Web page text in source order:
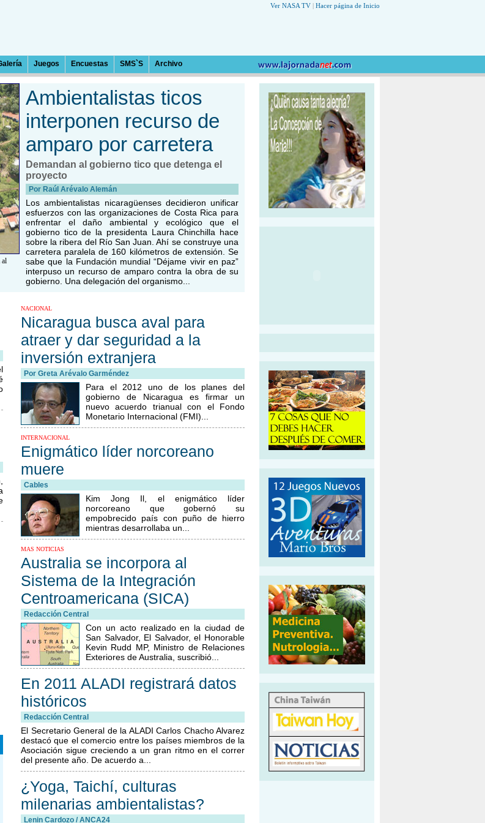
Ver NASA TV | Hacer página de Inicio
Juegos Encuestas SMS`S Archivo
al
Ambientalistas ticos
interponen recurso de
amparo por carretera
Demandan al gobierno tico que detenga el
proyecto
Por Raúl Arévalo Alemán
Los ambientalistas nicaragüenses decidieron unificar
esfuerzos con las organizaciones de Costa Rica para
enfrentar el daño ambiental y ecológico que el
gobierno tico de la presidenta Laura Chinchilla hace
sobre la ribera del Río San Juan. Ahí se construye una
carretera paralela de 160 kilómetros de extensión. Se
sabe que la Fundación mundial “Déjame vivir en paz”
interpuso un recurso de amparo contra la obra de su
gobierno. Una delegación del organismo...
NACIONAL
Nicaragua busca aval para
atraer y dar seguridad a la
inversión extranjera
Por Greta Arévalo Garméndez
Para el 2012 uno de los planes del
gobierno de Nicaragua es firmar un
nuevo acuerdo trianual con el Fondo
Monetario Internacional (FMI)...
INTERNACIONAL
Enigmático líder norcoreano
muere
Cables
Kim Jong Il, el enigmático líder
norcoreano que gobernó su
empobrecido país con puño de hierro
mientras desarrollaba un...
MAS NOTICIAS
Australia se incorpora al
Sistema de la Integración
Centroamericana (SICA)
Redacción Central
Con un acto realizado en la ciudad de
San Salvador, El Salvador, el Honorable
Kevin Rudd MP, Ministro de Relaciones
Exteriores de Australia, suscribió...
En 2011 ALADI registrará datos
históricos
Redacción Central
El Secretario General de la ALADI Carlos Chacho Alvarez
destacó que el comercio entre los países miembros de la
Asociación sigue creciendo a un gran ritmo en el correr
del presente año. De acuerdo a...
¿Yoga, Taichí, culturas
milenarias ambientalistas?
Lenin Cardozo / ANCA24